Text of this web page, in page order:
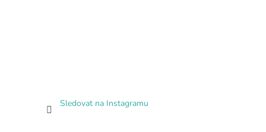
Sledovat na Instagramu